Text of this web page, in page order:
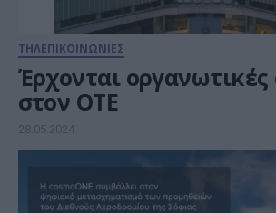
ΤΗΛΕΠΙΚΟΙΝΩΝΙΕΣ
Έρχονται
στον ΟΤΕ
28.05.2024